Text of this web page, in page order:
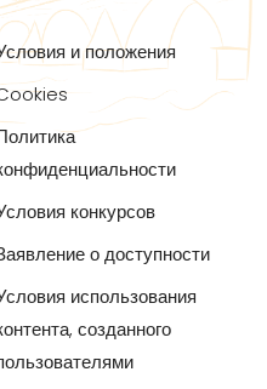
и положения
конкурсов
о доступности
использования
созданного